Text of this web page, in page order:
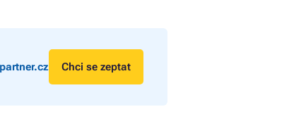
Chci se zeptat